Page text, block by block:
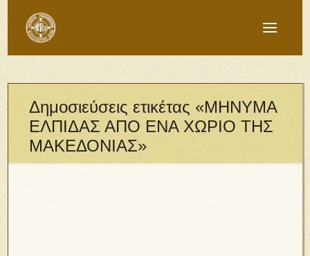
Δημοσιεύσεις ετικέτας «ΜΗΝΥΜΑ
ΕΛΠΙΔΑΣ ΑΠΟ ΕΝΑ ΧΩΡΙΟ ΤΗΣ
ΜΑΚΕΔΟΝΙΑΣ»